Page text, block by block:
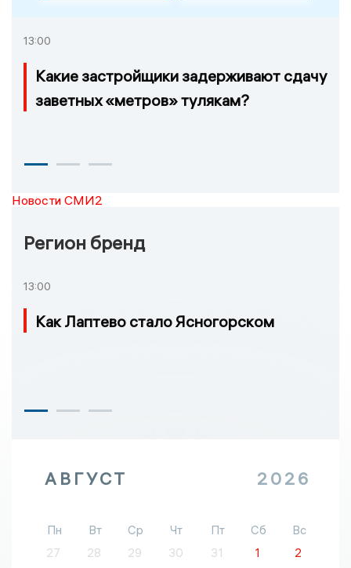
13:00
Какие застройщики задерживают сдачу
заветных «метров» тулякам?
Новости СМИ2
Регион бренд
13:00
Как Лаптево стало Ясногорском
АВГУСТ 2026
Пн Вт Ср Чт Пт Сб
Вс
27
28 29 30 31 1
2